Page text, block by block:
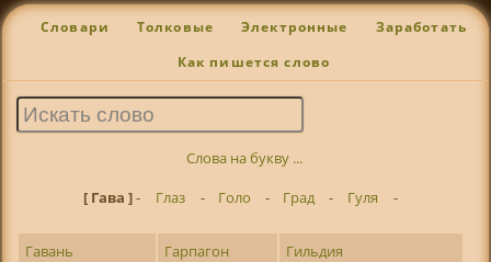
Словари Толковые Электронные Заработать
Как пишется слово
Слова на букву ...
[ Гава ]- Глаз - Голо - Град - Гуля -
Гавань Гарпагон
Гильдия